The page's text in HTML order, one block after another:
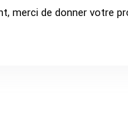
merci de donner votre